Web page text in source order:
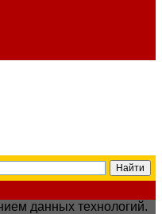
данных технологий.